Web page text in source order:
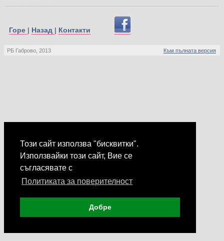
Този сайт използва "бисквитки".
Използвайки този сайт, Вие се
съгласявате с
Политиката за поверителност
Добре
Горе | Назад | Контакти
РБ Габрово, 2013 Към пълната версия